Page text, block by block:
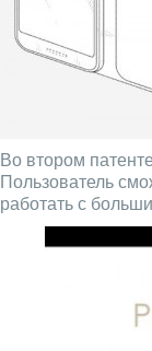
Во втором
Пользователь
работать с